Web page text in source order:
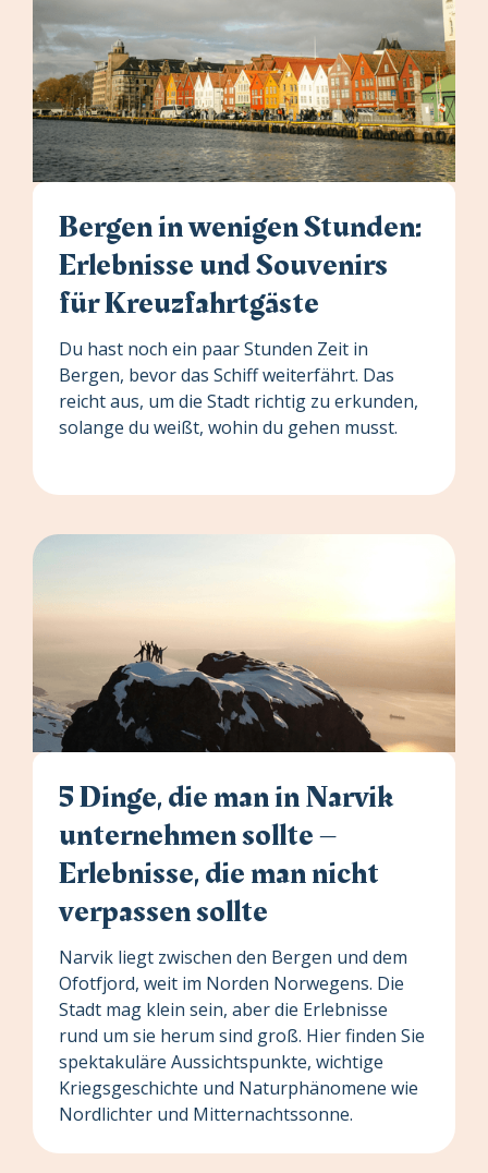
Bergen in wenigen Stunden:
Erlebnisse und Souvenirs
für Kreuzfahrtgäste
Du hast noch ein paar Stunden Zeit in
Bergen, bevor das Schiff weiterfährt. Das
reicht aus, um die Stadt richtig zu erkunden,
solange du weißt, wohin du gehen musst.
5 Dinge, die man in Narvik
unternehmen sollte –
Erlebnisse, die man nicht
verpassen sollte
Narvik liegt zwischen den Bergen und dem
Ofotfjord, weit im Norden Norwegens. Die
Stadt mag klein sein, aber die Erlebnisse
rund um sie herum sind groß. Hier finden Sie
spektakuläre Aussichtspunkte, wichtige
Kriegsgeschichte und Naturphänomene wie
Nordlichter und Mitternachtssonne.